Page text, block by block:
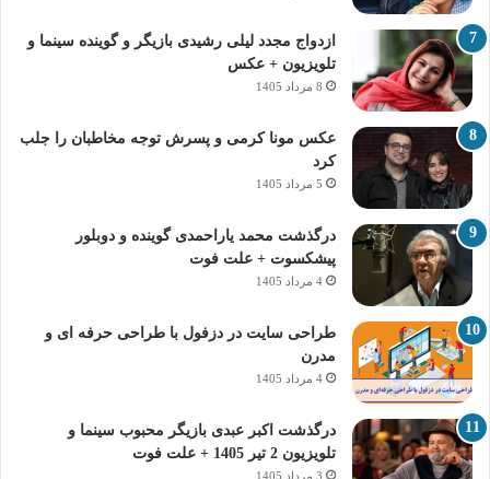
ازدواج مجدد لیلی رشیدی بازیگر و گوینده سینما و
تلویزیون + عکس
8 مرداد 1405
عکس مونا کرمی و پسرش توجه مخاطبان را جلب
کرد
5 مرداد 1405
درگذشت محمد یاراحمدی گوینده و دوبلور
پیشکسوت + علت فوت
4 مرداد 1405
طراحی سایت در دزفول با طراحی حرفه‌ ای و
مدرن
4 مرداد 1405
درگذشت اکبر عبدی بازیگر محبوب سینما و
تلویزیون 2 تیر 1405 + علت فوت
3 مرداد 1405